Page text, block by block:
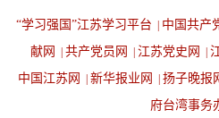
“学习强国”江苏学习平台 中国共产
献网
共产党员网 江苏党史网
中国江苏网
新华报业网 扬子晚报
府台湾事务